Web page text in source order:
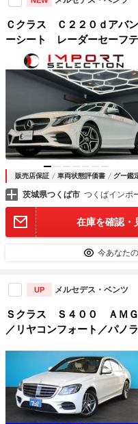
Ｃクラス Ｃ２２０ｄアバ
ーシート レーダーセー
カメラ カープレイ ＬＥ
リア アナログ時計 ＥＴ
コ アンビエントライト
販売店保証 車両状態評価書 グー鑑
茨城県つくば市 つくばインポ
在庫を確認・
今あなた
UP メルセデス・ベンツ
Ｓクラス Ｓ４００ ＡＭ
／リヤコンフォート／パノ
Ｂｕｒｍｅｓｔｅｒサウン
トヒーター／シートエアコ
禁煙車